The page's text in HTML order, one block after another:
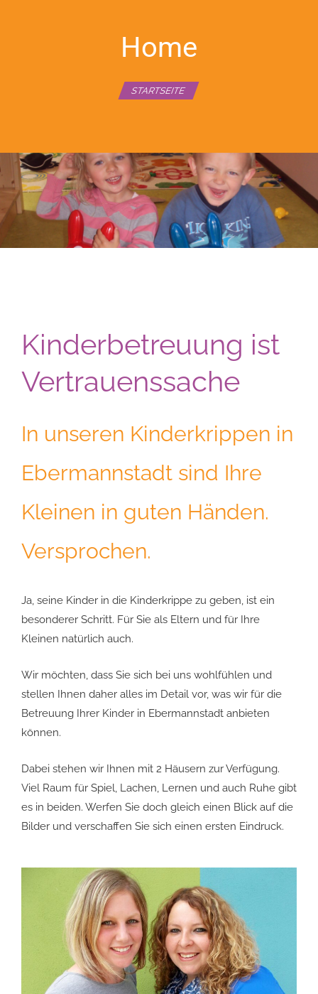
Home
STARTSEITE
Kinderbetreuung ist
Vertrauenssache
In unseren Kinderkrippen in
Ebermannstadt sind Ihre
Kleinen in guten Händen.
Versprochen.
Ja, seine Kinder in die Kinderkrippe zu geben, ist ein
besonderer Schritt. Für Sie als Eltern und für Ihre
Kleinen natürlich auch.
Wir möchten, dass Sie sich bei uns wohlfühlen und
stellen Ihnen daher alles im Detail vor, was wir für die
Betreuung Ihrer Kinder in Ebermannstadt anbieten
können.
Dabei stehen wir Ihnen mit 2 Häusern zur Verfügung.
Viel Raum für Spiel, Lachen, Lernen und auch Ruhe gibt
es in beiden. Werfen Sie doch gleich einen Blick auf die
Bilder und verschaffen Sie sich einen ersten Eindruck.